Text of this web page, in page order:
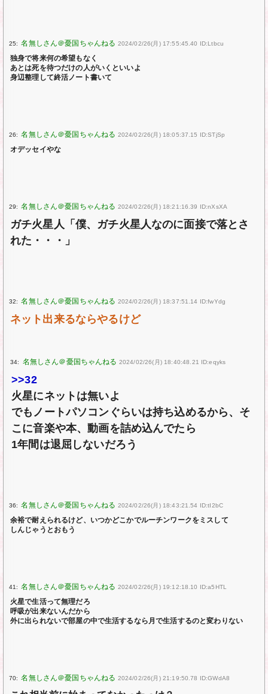
25: 2024/02/26(月) 17:55:45.40 ID:Ltbcu
独身で将来何の希望もなく
あとは死を待つだけの人がいくといいよ
身辺整理して終活ノート書いて
26: 2024/02/26(月) 18:05:37.15 ID:STjSp
オデッセイやな
29: 2024/02/26(月) 18:21:16.39 ID:nXsXA
ガチ火星人「僕、ガチ火星人なのに面接で落とさ
れた・・・」
32: 2024/02/26(月) 18:37:51.14 ID:fwYdg
ネット出来るならやるけど
34: 2024/02/26(月) 18:40:48.21 ID:eqyks
>>32
火星にネットは無いよ
でもノートパソコンぐらいは持ち込めるから、そ
こに音楽や本、動画を詰め込んでたら
1年間は退屈しないだろう
36: 2024/02/26(月) 18:43:21.54 ID:tI2bC
余裕で耐えられるけど、いつかどこかでルーチンワークをミスして
しんじゃうとおもう
41: 2024/02/26(月) 19:12:18.10 ID:a5HTL
火星で生活って無理だろ
呼吸が出来ないんだから
外に出られないで部屋の中で生活するなら月で生活するのと変わりない
70: 2024/02/26(月) 21:19:50.78 ID:GWdA8